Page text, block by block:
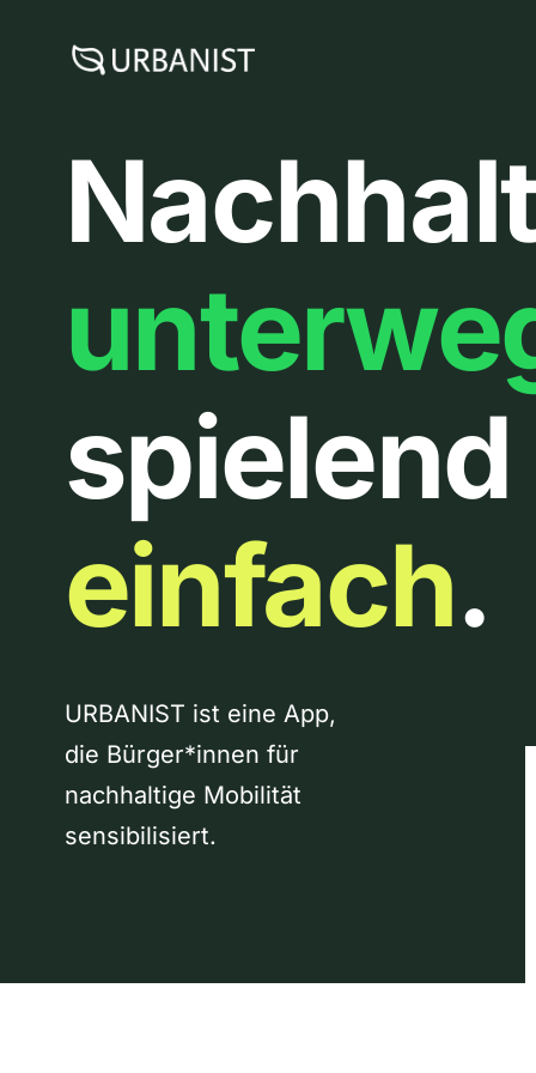
spielend
einfach.
URBANIST ist eine App,
die Bürger*innen für
nachhaltige Mobilität
sensibilisiert.